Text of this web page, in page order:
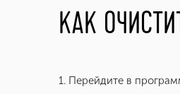
КАК
1. Перейдите в